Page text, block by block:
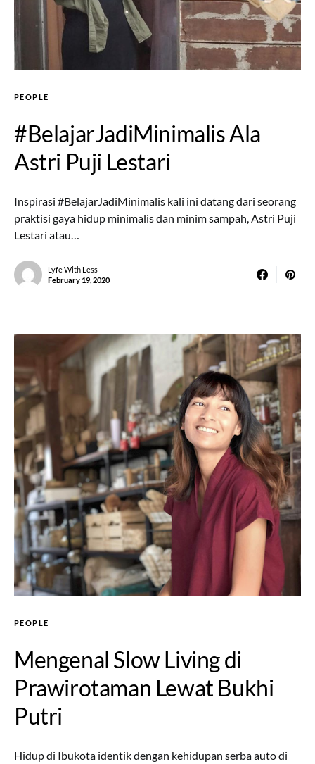
PEOPLE
#BelajarJadiMinimalis Ala
Astri Puji Lestari
Inspirasi #BelajarJadiMinimalis kali ini datang dari seorang
praktisi gaya hidup minimalis dan minim sampah, Astri Puji
Lestari atau…
Lyfe With Less
February 19, 2020
PEOPLE
Mengenal Slow Living di
Prawirotaman Lewat Bukhi
Putri
Hidup di Ibukota identik dengan kehidupan serba auto di